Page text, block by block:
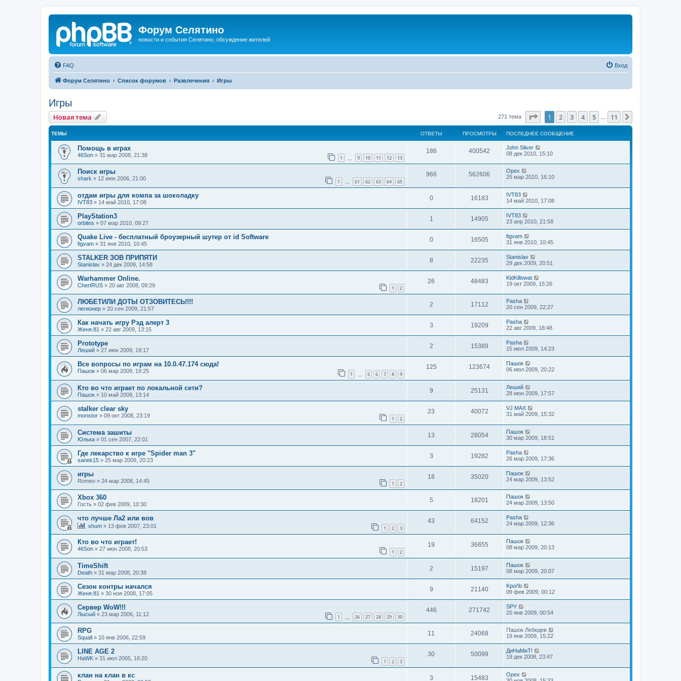
Форум Селятино
новости и события Селятино, обсуждение жителей
FAQ Вход
Форум Селятино Список форумов Развлечения Игры
Игры
Новая тема 271 тема Страница1 из 11
1 2 3 4 5 11
ТЕМЫ ОТВЕТЫ ПРОСМОТРЫ ПОСЛЕДНЕЕ СООБЩЕНИЕ
Помощь в играх
46Son » 31 мар 2008, 21:38 1 9 10 11 12 13
186 400542
John Silver
08 дек 2010, 15:10
Поиск игры
shark » 12 июн 2006, 21:00 1 … 61 62 63 64 65
966 562606
Орех
25 мар 2010, 16:10
отдам игры для компа за шоколадку
IVT83 » 14 май 2010, 17:08
0 16183
IVT83
14 май 2010, 17:08
PlayStation3
orbites » 07 мар 2010, 09:27
1 14905
IVT83
23 апр 2010, 21:58
Quake Live - бесплатный броузерный шутер от id Software
figvam » 31 янв 2010, 10:45
0 16505
figvam
31 янв 2010, 10:45
STALKER ЗОВ ПРИПЯТИ
Stanislav » 24 дек 2009, 14:58
8 22235
Stanislav
29 дек 2009, 20:51
Warhammer Online.
ChertRUS » 20 авг 2008, 09:29 1 2
26 48483
KidKillowat
19 окт 2009, 15:26
ЛЮБЕТИЛИ ДОТЫ ОТЗОВИТЕСЬ!!!!
легионер » 20 сен 2009, 21:57
2 17112
Pasha
20 сен 2009, 22:27
Как начать игру Рэд алерт 3
Женя.81 » 22 авг 2009, 13:15
3 19209
Pasha
22 авг 2009, 18:48
Prototype
Леший » 27 июн 2009, 19:17
2 15389
Pasha
15 июл 2009, 14:23
Все вопросы по играм на 10.0.47.174 сюда!
Пашок » 06 мар 2009, 19:25 1 5 6 7 8 9
125 123674
Пашок
06 июл 2009, 20:22
Кто во что играет по локальной сети?
Пашок » 10 май 2009, 13:14
9 25131
Леший
28 июн 2009, 17:57
stalker clear sky
monstor » 09 окт 2008, 23:19 1 2
23 40072
VJ MAX
31 май 2009, 15:32
Система зашиты
Юлька » 01 сен 2007, 22:01
13 28054
Пашок
30 мар 2009, 18:51
Где лекарство к игре "Spider man 3"
sanek15 » 25 мар 2009, 20:23
3 19282
Pasha
26 мар 2009, 17:36
игры
Romeo » 24 мар 2008, 14:45 1 2
18 35020
Пашок
24 мар 2009, 13:52
Xbox 360
Гость » 02 фев 2009, 10:30
5 18201
Пашок
24 мар 2009, 13:50
что лучше Ла2 или вов
shum » 13 фев 2007, 23:01 1 2 3
43 64152
Pasha
24 мар 2009, 12:36
Кто во что играет!
46Son » 27 июн 2008, 20:53 1 2
19 36655
Пашок
08 мар 2009, 20:13
TimeShift
Death » 31 мар 2008, 20:38
2 15197
Пашок
08 мар 2009, 20:07
Сезон контры начался
Женя.81 » 30 ноя 2008, 17:05
9 21140
Kpo/\b
09 фев 2009, 00:12
Сервер WoW!!!
Лысый » 23 мар 2006, 11:12 1 26 27 28 29 30
446 271742
SPY
20 янв 2009, 00:54
RPG
Squall » 10 янв 2006, 22:59
11 24068
Пашок Лебедев
19 янв 2009, 15:22
LINE AGE 2
HaWK » 31 июл 2005, 16:20 1 2 3
30 50099
ДиНаМиТ!
19 дек 2008, 23:47
клан на клан в кс 3 15483
Орех